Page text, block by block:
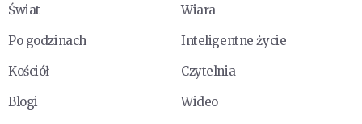
Świat
Wiara
Po godzinach
Inteligentne życie
Kościół
Czytelnia
Blogi
Wideo